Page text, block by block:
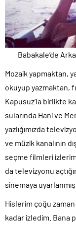
Babakale’de
Mozaik yapmaktan,
okuyup yazmaktan,
Kapusuz’la birlikte
sularında Hani ve
yazlığımızda
ve müzik kanalının
seçme filmleri
da televizyonu
sinemaya
Hislerim çoğu
kadar izledim. Bana